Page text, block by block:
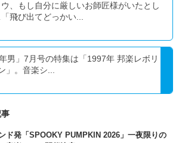
、もし自分に厳しいお師匠様がいたとし
飛び出てどっかい...
年男」7月号の特集は「1997年 邦楽レボリ
」。音楽シ...
ド発「SPOOKY PUMPKIN 2026」一夜限りの